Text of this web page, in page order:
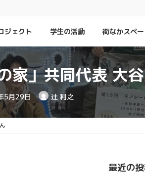
ジェクト 学生の活動 街なかスペ
家」共同代表 大
5月29日 辻 利之
最近の